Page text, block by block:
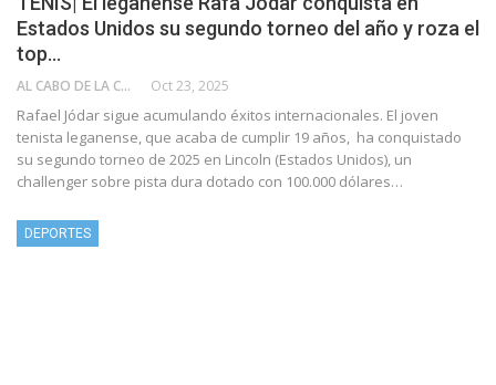
Estados Unidos su segundo torneo del año y roza el
top…
AL CABO DE LA CALLE Oct 23, 2025
Rafael Jódar sigue acumulando éxitos internacionales. El joven
tenista leganense, que acaba de cumplir 19 años, ha conquistado
su segundo torneo de 2025 en Lincoln (Estados Unidos), un
challenger sobre pista dura dotado con 100.000 dólares…
DEPORTES